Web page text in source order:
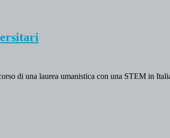
di una laurea umanistica con una STEM in